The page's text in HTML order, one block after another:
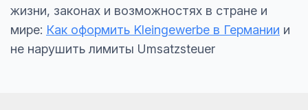
жизни, законах и возможностях в стране и
мире: Как оформить Kleingewerbe в Германии и
не нарушить лимиты Umsatzsteuer